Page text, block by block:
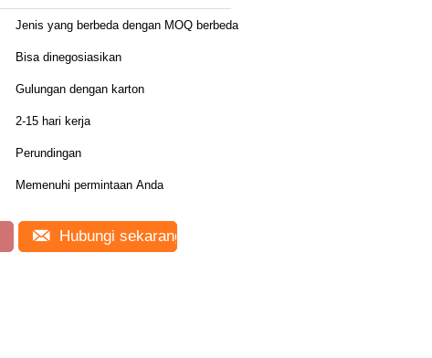
Jenis yang berbeda dengan MOQ berbeda
Bisa dinegosiasikan
Gulungan dengan karton
2-15 hari kerja
Perundingan
Memenuhi permintaan Anda
Hubungi sekarang